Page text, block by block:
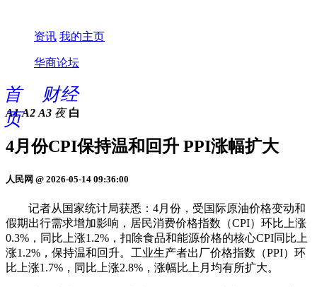
资讯 我的主页
华商论坛
首
页
财经
A1 A2 A3 夜 白
4月份CPI保持温和回升 PPI涨幅扩大
人民网 @ 2026-05-14 09:36:00
记者从国家统计局获悉：4月份，受国际原油价格变动和
假期出行需求增加影响，居民消费价格指数（CPI）环比上涨
0.3%，同比上涨1.2%，扣除食品和能源价格的核心CPI同比上
涨1.2%，保持温和回升。工业生产者出厂价格指数（PPI）环
比上涨1.7%，同比上涨2.8%，涨幅比上月均有所扩大。